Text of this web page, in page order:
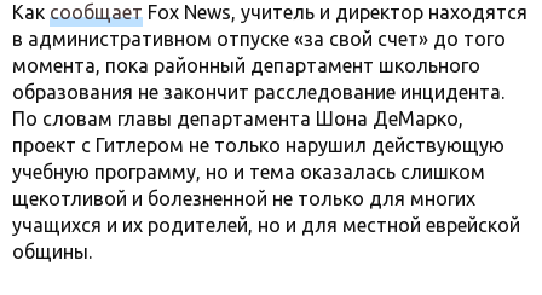
Как сообщает Fox News, учитель и директор находятся
в административном отпуске «за свой счет» до того
момента, пока районный департамент школьного
образования не закончит расследование инцидента.
По словам главы департамента Шона ДеМарко,
проект с Гитлером не только нарушил действующую
учебную программу, но и тема оказалась слишком
щекотливой и болезненной не только для многих
учащихся и их родителей, но и для местной еврейской
общины.